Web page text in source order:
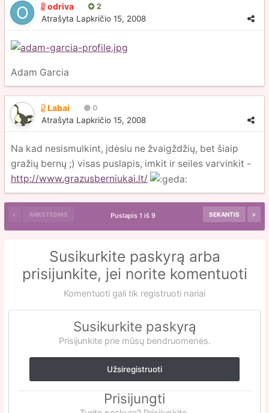
odriva 2
Atrašyta Lapkričio 15, 2008
Adam Garcia
Labai 0
Atrašyta Lapkričio 15, 2008
Na kad nesismulkint, įdėsiu ne žvaigždžių, bet šiaip
gražių bernų ;) visas puslapis, imkit ir seiles varvinkit -
http://www.grazusberniukai.lt/
ANKSTESNIS SEKANTIS
Puslapis 1 iš 9
Susikurkite paskyrą arba
prisijunkite, jei norite komentuoti
Komentuoti gali tik registruoti nariai
Susikurkite paskyrą
Prisijunkite prie mūsų bendruomenės.
Užsiregistruoti
Prisijungti